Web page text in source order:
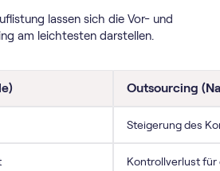
lassen sich die Vor- und
am leichtesten darstellen.
Outsourcing
Steigerung des
Kontrollverlust für